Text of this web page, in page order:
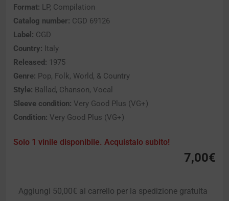
Format: LP, Compilation
Catalog number: CGD 69126
Label: CGD
Country: Italy
Released: 1975
Genre: Pop, Folk, World, & Country
Style: Ballad, Chanson, Vocal
Sleeve condition: Very Good Plus (VG+)
Condition: Very Good Plus (VG+)
Solo 1 vinile disponibile. Acquistalo subito!
7,00€
Aggiungi 50,00€ al carrello per la spedizione gratuita